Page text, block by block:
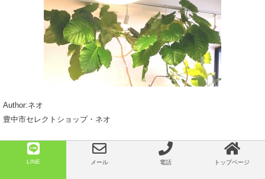
Author:ネオ
豊中市セレクトショップ・ネオ
20年間アパレルメーカーでの企画＆デザイナーを経て、2004年大阪府豊中
市にお店をオープン致しました。
LINE メール 電話 トップページ